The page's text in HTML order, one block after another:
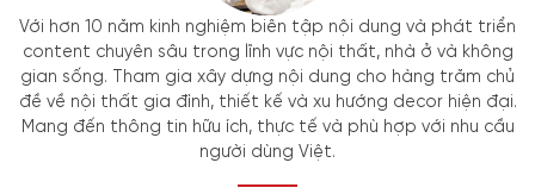
Với hơn 10 năm kinh nghiệm biên tập nội dung và phát triển
content chuyên sâu trong lĩnh vực nội thất, nhà ở và không
gian sống. Tham gia xây dựng nội dung cho hàng trăm chủ
đề về nội thất gia đình, thiết kế và xu hướng decor hiện đại.
Mang đến thông tin hữu ích, thực tế và phù hợp với nhu cầu
người dùng Việt.